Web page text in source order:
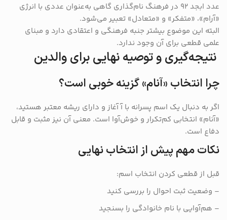
عدد ابجد ۹۲ در فرهنگ نام‌گذاری گاهی به‌عنوان عددی با انرژی
«آرام»، «متفکر» و «متعادل» تعبیر می‌شود.
البته این موضوع بیشتر جنبه فرهنگی و اعتقادی دارد و مبنای
علمی قطعی برای آن وجود ندارد.
نتیجه‌گیری و توصیه نهایی برای والدین
چرا انتخاب «آنام» گزینه خوبی است؟
اگر به دنبال یک اسم پسرانه با آ آغاز و دارای ریشه معتبر هستید،
«آنام» انتخابی کم‌تکرار و خوش‌آوا است. معنی آن نیز مثبت و قابل
دفاع است.
نکات مهم پیش از انتخاب نهایی
قبل از قطعی کردن انتخاب اسم:
– وضعیت ثبت احوال را بررسی کنید
– هم‌آوایی با نام خانوادگی را بسنجید